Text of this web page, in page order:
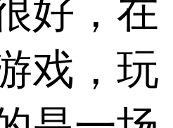
好，在
戏，玩